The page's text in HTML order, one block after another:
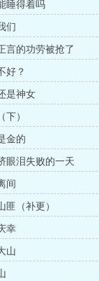
睡得着吗
们
言的功劳被抢了
好？
是神女
下）
金的
眼泪失败的一天
间
匪（补更）
幸
山